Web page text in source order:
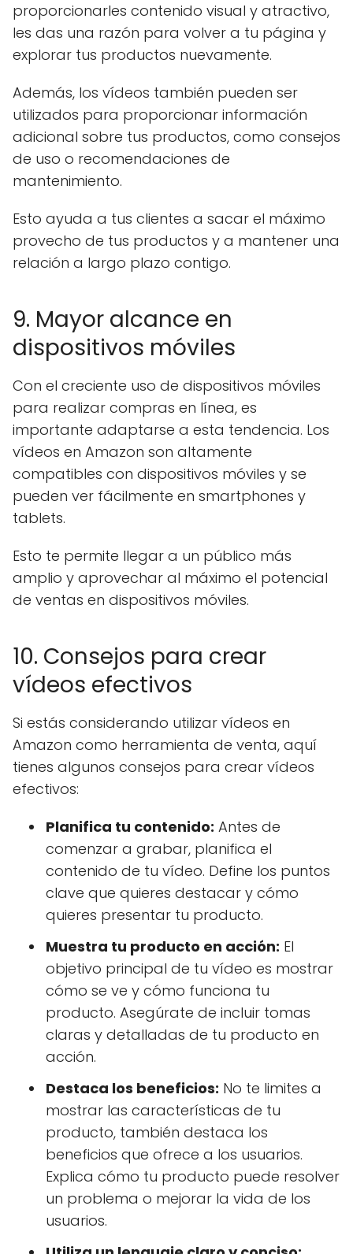
proporcionarles contenido visual y atractivo,
les das una razón para volver a tu página y
explorar tus productos nuevamente.
Además, los vídeos también pueden ser
utilizados para proporcionar información
adicional sobre tus productos, como consejos
de uso o recomendaciones de
mantenimiento.
Esto ayuda a tus clientes a sacar el máximo
provecho de tus productos y a mantener una
relación a largo plazo contigo.
9. Mayor alcance en
dispositivos móviles
Con el creciente uso de dispositivos móviles
para realizar compras en línea, es
importante adaptarse a esta tendencia. Los
vídeos en Amazon son altamente
compatibles con dispositivos móviles y se
pueden ver fácilmente en smartphones y
tablets.
Esto te permite llegar a un público más
amplio y aprovechar al máximo el potencial
de ventas en dispositivos móviles.
10. Consejos para crear
vídeos efectivos
Si estás considerando utilizar vídeos en
Amazon como herramienta de venta, aquí
tienes algunos consejos para crear vídeos
efectivos:
Planifica tu contenido: Antes de
comenzar a grabar, planifica el
contenido de tu vídeo. Define los puntos
clave que quieres destacar y cómo
quieres presentar tu producto.
Muestra tu producto en acción: El
objetivo principal de tu vídeo es mostrar
cómo se ve y cómo funciona tu
producto. Asegúrate de incluir tomas
claras y detalladas de tu producto en
acción.
Destaca los beneficios: No te limites a
mostrar las características de tu
producto, también destaca los
beneficios que ofrece a los usuarios.
Explica cómo tu producto puede resolver
un problema o mejorar la vida de los
usuarios.